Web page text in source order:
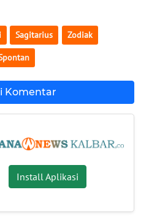
Sagitarius Zodiak
Komentar
Install Aplikasi